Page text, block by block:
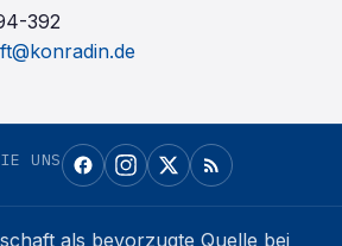
392
UNS
als bevorzugte Quelle bei